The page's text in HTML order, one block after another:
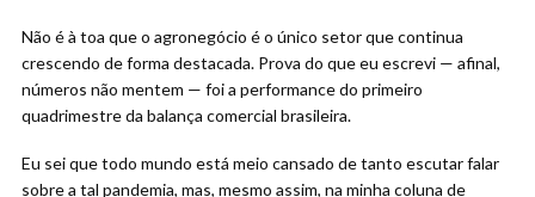
Não é à toa que o agronegócio é o único setor que continua
crescendo de forma destacada. Prova do que eu escrevi — afinal,
números não mentem — foi a performance do primeiro
quadrimestre da balança comercial brasileira.
Eu sei que todo mundo está meio cansado de tanto escutar falar
sobre a tal pandemia, mas, mesmo assim, na minha coluna de